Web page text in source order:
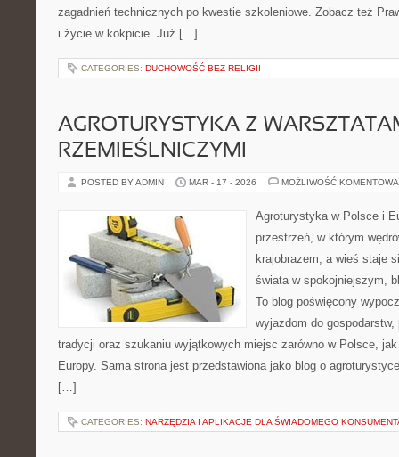
zagadnień technicznych po kwestie szkoleniowe. Zobacz też
i życie w kokpicie. Już […]
CATEGORIES: DUCHOWOŚĆ BEZ RELIGII
AGROTURYSTYKA Z
RZEMIEŚLNICZYMI
POSTED BY ADMIN MAR - 17 - 2026 MOŻLIWOŚĆ
Agroturystyka w Polsce i
przestrzeń, w którym
krajobrazem, a wieś staje
świata w spokojniejszym,
To blog poświęcony
wyjazdom do
tradycji oraz szukaniu wyjątkowych miejsc zarówno w Polsce,
Europy. Sama strona jest przedstawiona jako blog o
[…]
CATEGORIES: NARZĘDZIA I APLIKACJE DLA ŚWIADOMEGO